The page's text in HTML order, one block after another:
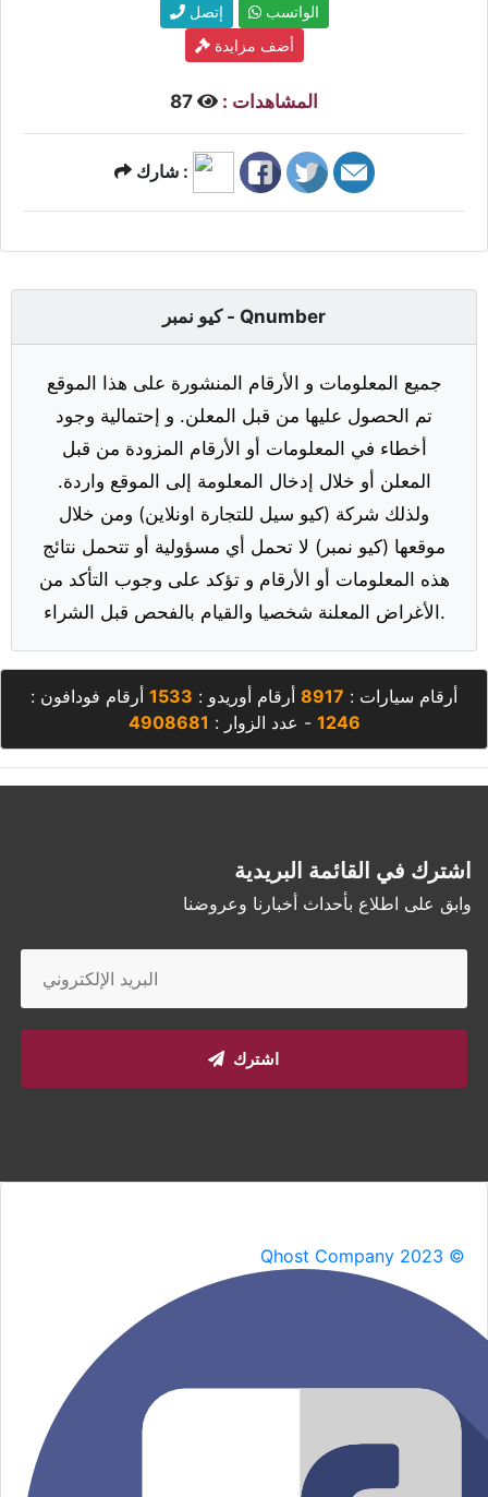
إتصل
الواتسب
أضف مزايدة
المشاهدات :
شارك :
كيو نمبر - Qnumber
جميع المعلومات و الأرقام المنشورة على هذا الموقع
تم الحصول عليها من قبل المعلن. و إحتمالية وجود
أخطاء في المعلومات أو الأرقام المزودة من قبل
المعلن أو خلال إدخال المعلومة إلى الموقع واردة.
ولذلك شركة (كيو سيل للتجارة اونلاين) ومن خلال
موقعها (كيو نمبر) لا تحمل أي مسؤولية أو تتحمل نتائج
هذه المعلومات أو الأرقام و تؤكد على وجوب التأكد من
الأغراض المعلنة شخصيا والقيام بالفحص قبل الشراء.
أرقام سيارات : 8917 أرقام أوريدو : 1533 أرقام فودافون :
1246 - عدد الزوار : 4908681
اشترك في القائمة البريدية
وابق على اطلاع بأحداث أخبارنا وعروضنا
اشترك
Qhost Company 2023 ©